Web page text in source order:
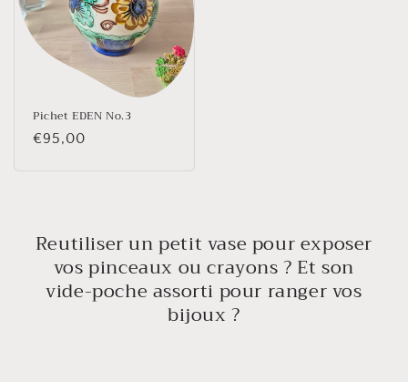
Pichet EDEN No.3
Prix
€95,00
Reutiliser un petit vase pour exposer
vos pinceaux ou crayons ? Et son
vide-poche assorti pour ranger vos
bijoux ?